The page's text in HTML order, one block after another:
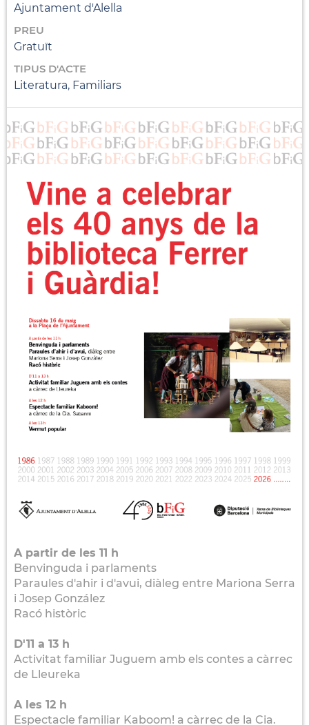
Ajuntament d'Alella
PREU
Gratuït
TIPUS D'ACTE
Literatura, Familiars
A partir de les 11 h
Benvinguda i parlaments
Paraules d'ahir i d'avui, diàleg entre Mariona Serra
i Josep González
Racó històric
D'11 a 13 h
Activitat familiar Juguem amb els contes a càrrec
de Lleureka
A les 12 h
Espectacle familiar Kaboom! a càrrec de la Cia.